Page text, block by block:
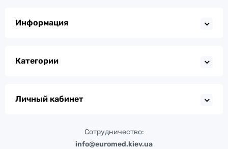
Информация
Категории
Личный кабинет
Сотрудничество:
info@euromed.kiev.ua